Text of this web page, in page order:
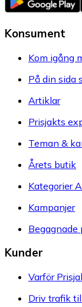
Konsument
Kom igång
På din sida
Artiklar
Prisjakts
Teman &
Årets butik
Kategorier
Kampanjer
Begagnade
Kunder
Varför
Driv trafik